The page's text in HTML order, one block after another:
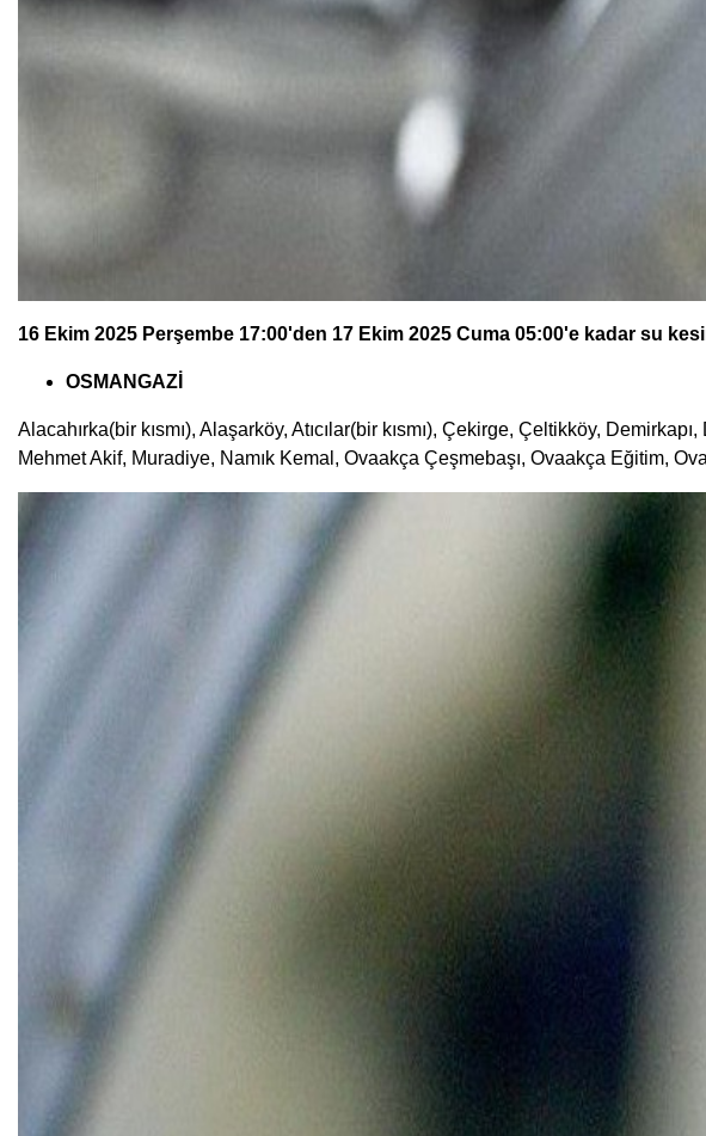
16 Ekim 2025 Perşembe 17:00'den 17 Ekim 2025 Cuma 05:00'e kadar su
OSMANGAZİ
Alacahırka(bir kısmı), Alaşarköy, Atıcılar(bir kısmı), Çekirge, Çeltikköy,
Mehmet Akif, Muradiye, Namık Kemal, Ovaakça Çeşmebaşı, Ovaakça Eğitim,